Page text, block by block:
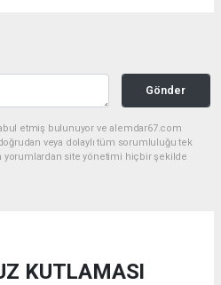
Gönder
etmiş bulunuyor ve alemdar67.com
veya dolaylı tüm sorumluluğu tek
yorumlardan site yönetimi hiçbir şekilde
KUTLAMASI